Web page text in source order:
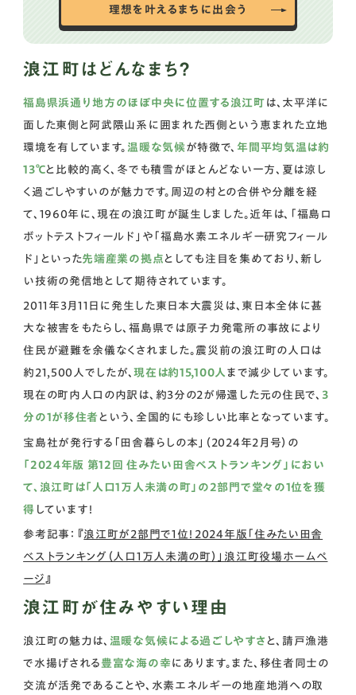
理想を叶えるまちに出会う
浪江町はどんなまち？
福島県浜通り地方のほぼ中央に位置する浪江町 は、太平洋に
面した東側と阿武隈山系に囲まれた西側という恵まれた立地
環境を有しています。 温暖な気候が特徴で、 年間平均気温は約
13℃と比較的高く、冬でも積雪がほとんどない一方、夏は涼し
く過ごしやすいのが魅力です。周辺の村との合併や分離を経
て、1960年に、現在の浪江町が誕生しました。近年は、「福島ロ
ボットテストフィールド」や「福島水素エネルギー研究フィール
ド」といった先端産業の拠点としても注目を集めており、新し
い技術の発信地として期待されています。
2011年3月11日に発生した東日本大震災は、東日本全体に甚
大な被害をもたらし、福島県では原子力発電所の事故により
住民が避難を余儀なくされました。震災前の浪江町の人口は
約21,500人でしたが、現在は約15,100人 まで減少しています。
現在の町内人口の内訳は、約3分の2が帰還した元の住民で、 3
分の1が移住者という、全国的にも珍しい比率となっています。
宝島社が発行する「田舎暮らしの本」（2024年2月号）の
「2024年版 第12回 住みたい田舎ベストランキング」におい
て、浪江町は「人口1万人未満の町」の2部門で堂々の1位を獲
得 しています！
参考記事：『浪江町が2部門で1位！2024年版「住みたい田舎
ベストランキング（人口1万人未満の町）」浪江町役場ホームペ
ージ』
浪江町が住みやすい理由
浪江町の魅力は、 温暖な気候による過ごしやすさ と、請戸漁港
で水揚げされる 豊富な海の幸にあります。また、移住者同士の
交流が活発であることや、水素エネルギーの地産地消への取